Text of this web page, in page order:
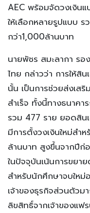
AEC พร้อมจัดวงเงิน
ให้เลือกหลายรูปแบบ ร
กว่า1,000ล้านบาท
นายพัชร สมะลากา รอ
ไทย กล่าวว่า การให้สิ
นั้น เป็นการช่วยส่งเสริ
สำเร็จ ทั้งนี้ทางธนาค
รวม 477 ราย ยอดสิน
มีการตั้งวงเงินใหม่สำ
ล้านบาท สูงขึ้นจากปีก่
ในปัจจุบันเน้นการขยา
สำหรับนักศึกษาจบให
เจ้าของธุรกิจส่วนตัว
ลิขสิทธิ์จากเจ้าของแฟ